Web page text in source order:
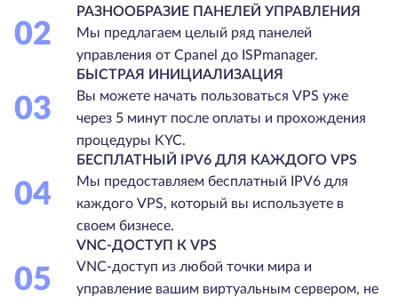
02
РАЗНООБРАЗИЕ ПАНЕЛЕЙ УПРАВЛЕНИЯ
Мы предлагаем целый ряд панелей
управления от Cpanel до ISPmanager.
03
БЫСТРАЯ ИНИЦИАЛИЗАЦИЯ
Вы можете начать пользоваться VPS уже
через 5 минут после оплаты и прохождения
процедуры KYC.
04
БЕСПЛАТНЫЙ IPV6 ДЛЯ КАЖДОГО VPS
Мы предоставляем бесплатный IPV6 для
каждого VPS, который вы используете в
своем бизнесе.
05
VNC-ДОСТУП К VPS
VNC-доступ из любой точки мира и
управление вашим виртуальным сервером, не